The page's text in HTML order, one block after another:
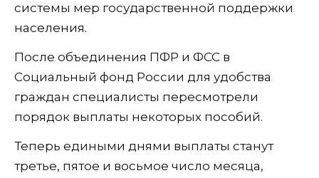
системы мер государственной поддержки
населения.
После объединения ПФР и ФСС в
Социальный фонд России для удобства
граждан специалисты пересмотрели
порядок выплаты некоторых пособий.
Теперь едиными днями выплаты станут
третье, пятое и восьмое число месяца,